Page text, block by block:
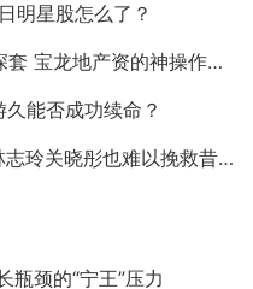
明星股怎么了？
龙地产资的神操作让资本饥
能否成功续命？
晓彤也难以挽救昔日内衣一姐
瓶颈的“宁王”压力